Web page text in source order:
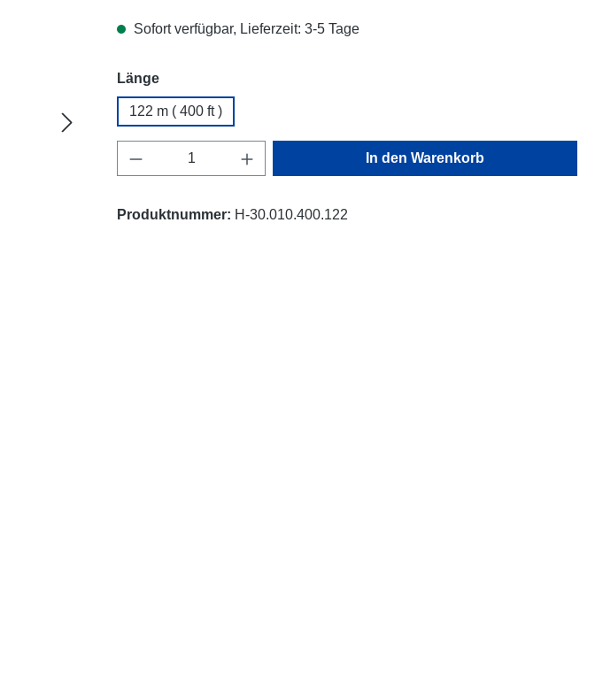
Sofort verfügbar, Lieferzeit: 3-5 Tage
Längeauswählen
122 m ( 400 ft )
Produkt Anzahl: Gib den gewünschten Wert ein
In den Warenkorb
Produktnummer: H-30.010.400.122